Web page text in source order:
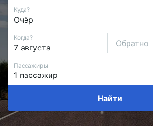
Куда?
Когда?
Обратно
Пассажиры
Найти